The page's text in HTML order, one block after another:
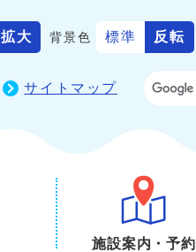
拡大 背景色 標準 反転
サイトマップ
施設案内・予約